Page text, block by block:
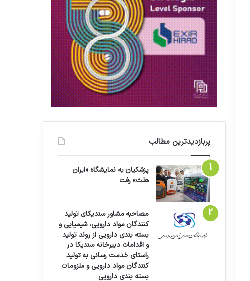
پربازدیدترین مطالب
پزشکیان به نمایشگاه «ایران
هلث» رفت
مصاحبه مشاور سندیکای تولید
کنندگان مواد دارویی، شیمیایی و
بسته بندی دارویی از روند تولید
و اقدامات دبیرخانه سندیکا در
راستای خدمت رسانی به تولید
کنندگان مواد دارویی و ملزومات
بسته بندی دارویی